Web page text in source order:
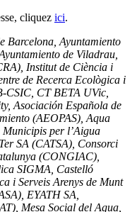
cliquez ici.
Barcelona, Ayuntamiento
de Viladrau,
Institut de Ciència i
de Recerca Ecològica i
CSIC, CT BETA UVic,
Asociación Española de
(AEOPAS), Aqua
per l’Aigua
SA (CATSA), Consorci
(CONGIAC),
SIGMA, Castelló
i Serveis Arenys de Munt
EYATH SA,
Mesa Social del Agua,